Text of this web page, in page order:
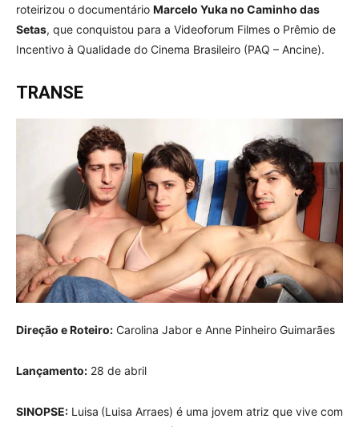
roteirizou o documentário Marcelo Yuka no Caminho das
Setas, que conquistou para a Videoforum Filmes o Prêmio de
Incentivo à Qualidade do Cinema Brasileiro (PAQ – Ancine).
TRANSE
Direção e Roteiro: Carolina Jabor e Anne Pinheiro Guimarães
Lançamento: 28 de abril
SINOPSE: Luisa (Luisa Arraes) é uma jovem atriz que vive com